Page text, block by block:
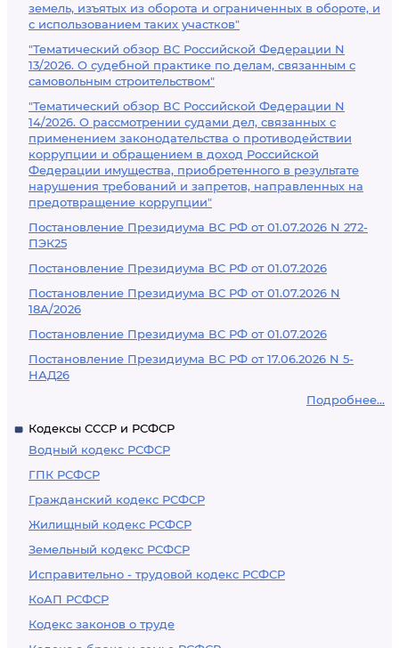
земель, изъятых из оборота и ограниченных в обороте, и
с использованием таких участков"
"Тематический обзор ВС Российской Федерации N
13/2026. О судебной практике по делам, связанным с
самовольным строительством"
"Тематический обзор ВС Российской Федерации N
14/2026. О рассмотрении судами дел, связанных с
применением законодательства о противодействии
коррупции и обращением в доход Российской
Федерации имущества, приобретенного в результате
нарушения требований и запретов, направленных на
предотвращение коррупции"
Постановление Президиума ВС РФ от 01.07.2026 N 272-
ПЭК25
Постановление Президиума ВС РФ от 01.07.2026
Постановление Президиума ВС РФ от 01.07.2026 N
18А/2026
Постановление Президиума ВС РФ от 01.07.2026
Постановление Президиума ВС РФ от 17.06.2026 N 5-
НАД26
Подробнее...
Кодексы СССР и РСФСР
Водный кодекс РСФСР
ГПК РСФСР
Гражданский кодекс РСФСР
Жилищный кодекс РСФСР
Земельный кодекс РСФСР
Исправительно - трудовой кодекс РСФСР
КоАП РСФСР
Кодекс законов о труде